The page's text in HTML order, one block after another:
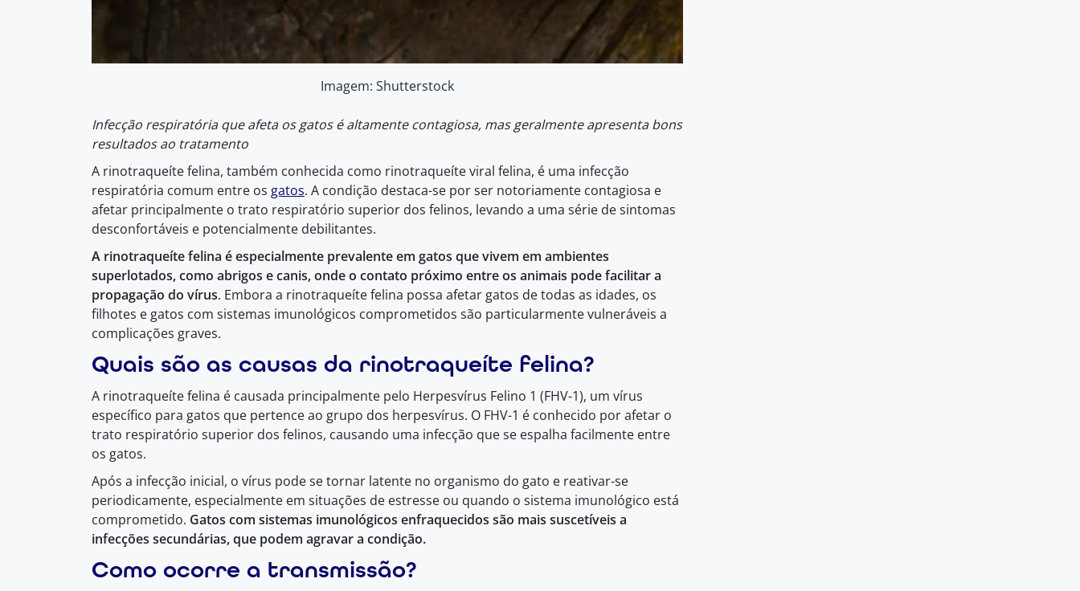
Imagem: Shutterstock
Infecção respiratória que afeta os gatos é altamente contagiosa, mas geralmente apresenta bons
resultados ao tratamento
A rinotraqueíte felina, também conhecida como rinotraqueíte viral felina, é uma infecção
respiratória comum entre os gatos. A condição destaca-se por ser notoriamente contagiosa e
afetar principalmente o trato respiratório superior dos felinos, levando a uma série de sintomas
desconfortáveis e potencialmente debilitantes.
A rinotraqueíte felina é especialmente prevalente em gatos que vivem em ambientes
superlotados, como abrigos e canis, onde o contato próximo entre os animais pode facilitar a
propagação do vírus. Embora a rinotraqueíte felina possa afetar gatos de todas as idades, os
filhotes e gatos com sistemas imunológicos comprometidos são particularmente vulneráveis a
complicações graves.
Quais são as causas da rinotraqueíte felina?
A rinotraqueíte felina é causada principalmente pelo Herpesvírus Felino 1 (FHV-1), um vírus
específico para gatos que pertence ao grupo dos herpesvírus. O FHV-1 é conhecido por afetar o
trato respiratório superior dos felinos, causando uma infecção que se espalha facilmente entre
os gatos.
Após a infecção inicial, o vírus pode se tornar latente no organismo do gato e reativar-se
periodicamente, especialmente em situações de estresse ou quando o sistema imunológico está
comprometido. Gatos com sistemas imunológicos enfraquecidos são mais suscetíveis a
infecções secundárias, que podem agravar a condição.
Como ocorre a transmissão?